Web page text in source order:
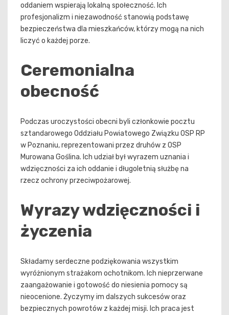
oddaniem wspierają lokalną społeczność. Ich
profesjonalizm i niezawodność stanowią podstawę
bezpieczeństwa dla mieszkańców, którzy mogą na nich
liczyć o każdej porze.
Ceremonialna
obecność
Podczas uroczystości obecni byli członkowie pocztu
sztandarowego Oddziału Powiatowego Związku OSP RP
w Poznaniu, reprezentowani przez druhów z OSP
Murowana Goślina. Ich udział był wyrazem uznania i
wdzięczności za ich oddanie i długoletnią służbę na
rzecz ochrony przeciwpożarowej.
Wyrazy wdzięczności i
życzenia
Składamy serdeczne podziękowania wszystkim
wyróżnionym strażakom ochotnikom. Ich nieprzerwane
zaangażowanie i gotowość do niesienia pomocy są
nieocenione. Życzymy im dalszych sukcesów oraz
bezpiecznych powrotów z każdej misji. Ich praca jest